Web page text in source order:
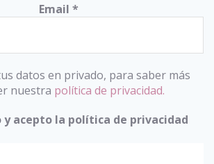
Email *
datos en privado, para saber más
nuestra política de privacidad.
y acepto la política de privacidad